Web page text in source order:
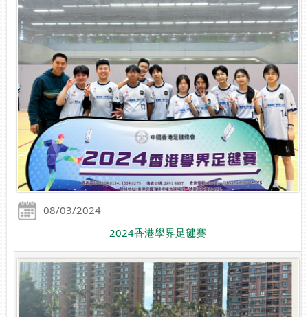
08/03/2024
2024香港學界足毽賽